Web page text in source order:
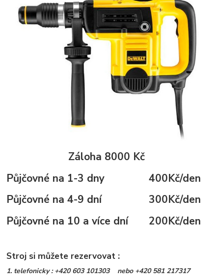
Záloha 8000 Kč
Půjčovné na 1-3 dny 400Kč/den
Půjčovné na 4-9 dní 300Kč/den
Půjčovné na 10 a více dní 200Kč/den
Stroj si můžete rezervovat :
1. telefonicky : +420 603 101303 nebo +420 581 217317